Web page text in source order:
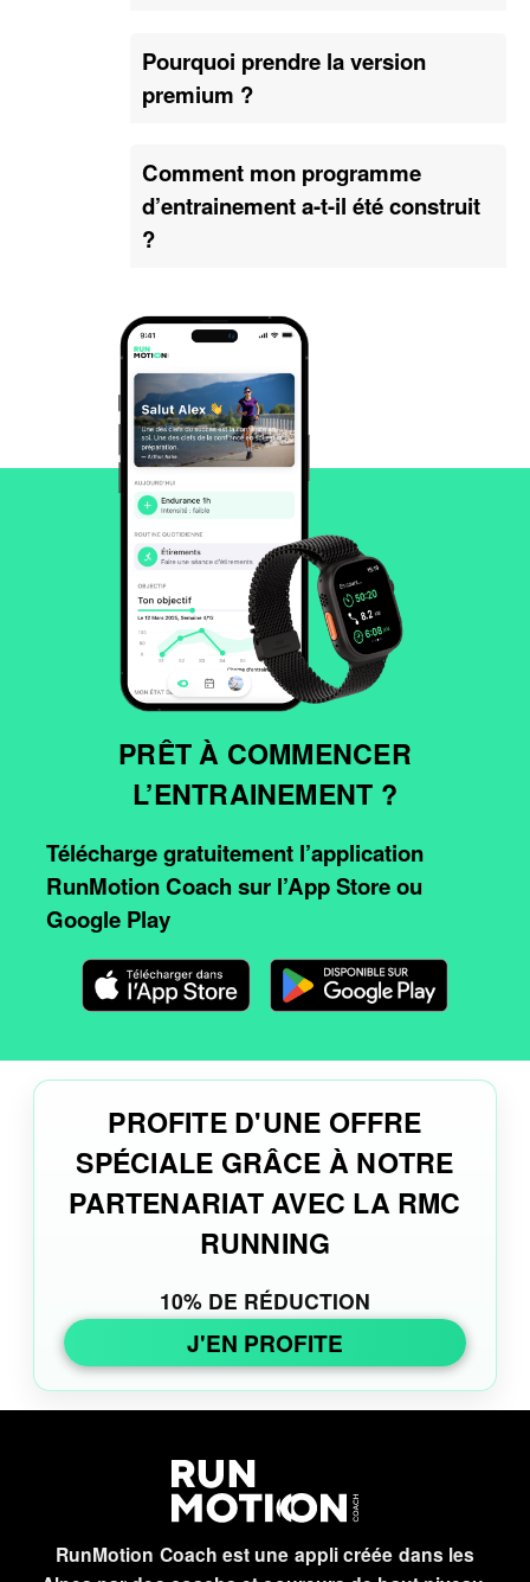
Pourquoi prendre la version
premium ?
Comment mon programme
d’entrainement a-t-il été construit
?
PRÊT À COMMENCER
L’ENTRAINEMENT ?
Télécharge gratuitement l’application
RunMotion Coach sur l’App Store ou
Google Play
PROFITE D'UNE OFFRE
SPÉCIALE GRÂCE À NOTRE
PARTENARIAT AVEC LA RMC
RUNNING
10% DE RÉDUCTION
J'EN PROFITE
RunMotion Coach est une appli créée dans les